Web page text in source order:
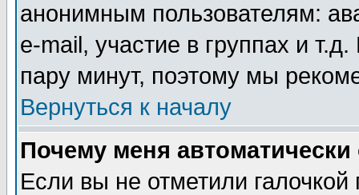
анонимным пользователям:
e-mail, участие в группах и
пару минут, поэтому мы
Вернуться к началу
Почему меня автоматически
Если вы не отметили галочкой